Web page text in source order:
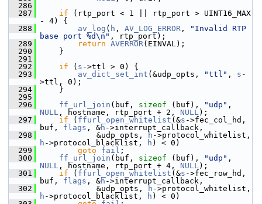
  286
  287
if (rtp_port < 1 || rtp_port > UINT16_MAX
- 4) {
  288
av_log ( h , AV_LOG_ERROR ,
"Invalid RTP
base port %d\n" , rtp_port);
  289
return AVERROR(EINVAL);
  290
}
  291
  292
if ( s ->ttl > 0) {
  293
av_dict_set_int (&udp_opts, "ttl" , s -
>ttl, 0);
  294
}
  295
  296
ff_url_join (buf, sizeof (buf), "udp"
NULL , hostname, rtp_port + 2, NULL);
  297
if ( ffurl_open_whitelist (&s ->fec_col_hd,
buf, flags , &h ->interrupt_callback,
  298
&udp_opts, h
h ->protocol_blacklist, h ) < 0)
  299
goto fail ;
  300
ff_url_join (buf, sizeof (buf), "udp"
NULL , hostname, rtp_port + 4, NULL);
  301
if ( ffurl_open_whitelist (&s ->fec_row_hd,
buf, flags , &h ->interrupt_callback,
  302
&udp_opts, h
h ->protocol_blacklist, h ) < 0)